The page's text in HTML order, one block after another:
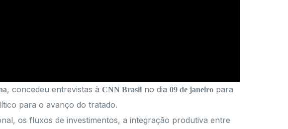
, concedeu entrevistas à CNN Brasil no dia 09 de janeiro para
para o avanço do tratado.
os fluxos de investimentos, a integração produtiva entre